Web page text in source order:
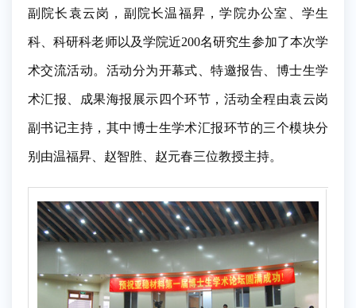
副院长袁云岗，副院长温福昇，学院办公室、学生
科、科研科老师以及学院近200名研究生参加了本次学
术交流活动。活动分为开幕式、特邀报告、博士生学
术汇报、成果海报展示四个环节，活动全程由袁云岗
副书记主持，其中博士生学术汇报环节的三个模块分
别由温福昇、 赵智胜 赵元春三位教授主持。